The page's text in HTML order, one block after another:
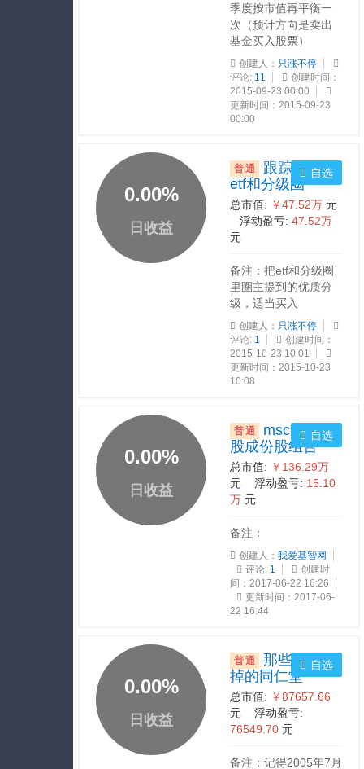
季度按市值再平衡一
次（预计方向是卖出
基金买入股票）
创建人： 只涨不停
评论: 11
创建时间：
2015-09-23 00:00
更新时间：2015-09-23
00:00
0.00%
日收益
普通
跟踪大牛-
etf和分级圈
总市值: ￥47.52万 元
浮动盈亏: 47.52万
元
备注：把etf和分级圈
里圈主提到的优质分
级，适当买入
创建人： 只涨不停
评论: 1
创建时间：
2015-10-23 10:01
更新时间：2015-10-23
10:08
自选
0.00%
日收益
普通
msci指数-a
股成份股组合
总市值: ￥136.29万
元 浮动盈亏: 15.10
万 元
备注：
创建人： 我爱基智网
评论: 1
创建时
间：2017-06-22 16:26
更新时间：2017-06-
22 16:44
自选
0.00%
日收益
普通
那些年我丢
掉的同仁堂
总市值: ￥87657.66
元 浮动盈亏:
76549.70 元
备注：记得2005年7月
自选